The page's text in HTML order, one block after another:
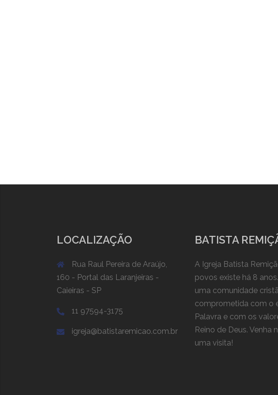
LOCALIZAÇÃO
Rua Raul Pereira de Araújo,
160 - Portal das Laranjeiras -
Caieiras - SP
11 97594-3175
igreja@batistaremicao.com.br
BATISTA
A Igreja Batista
povos existe há 8
uma comunidade
comprometida com o
Palavra e com os
Reino de Deus. Venha
uma visita!